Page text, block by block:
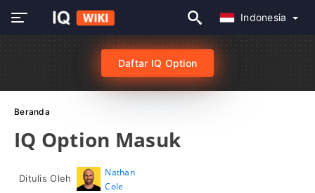
Indonesia
Daftar IQ Option
Beranda
IQ Option Masuk
Ditulis Oleh
Nathan
Cole